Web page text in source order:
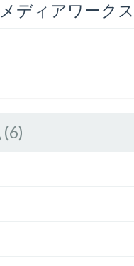
ディアワークス